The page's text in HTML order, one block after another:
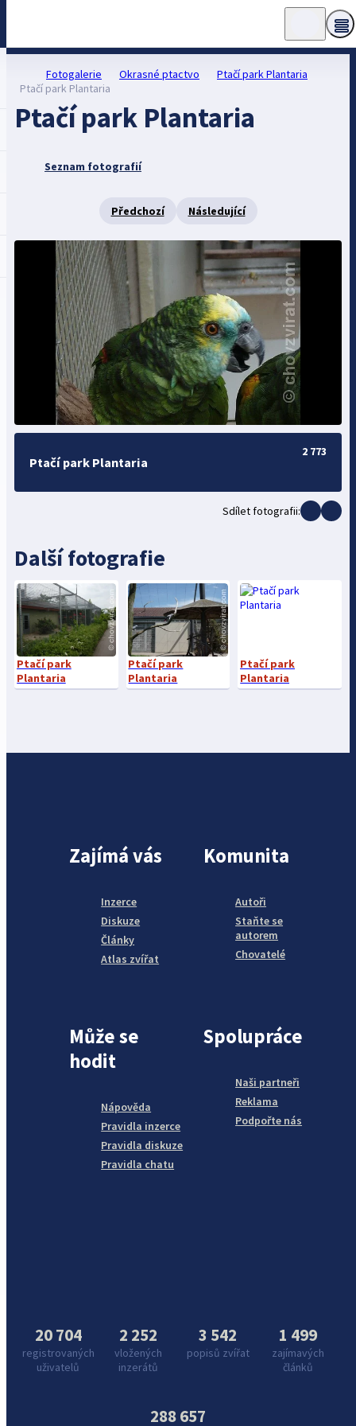
Fotogalerie Okrasné ptactvo
Ptačí park Plantaria
Ptačí park Plantaria
Ptačí park Plantaria
Seznam fotografií
Předchozí Následující
Ptačí park Plantaria
2 773
Sdílet fotografii:
Další fotografie
Ptačí park
Plantaria
Ptačí park
Plantaria
Ptačí park
Plantaria
Zajímá vás
Inzerce
Diskuze
Články
Atlas zvířat
Komunita
Autoři
Staňte se
autorem
Chovatelé
Může se
hodit
Nápověda
Pravidla inzerce
Pravidla diskuze
Pravidla chatu
Spolupráce
Naši partneři
Reklama
Podpořte nás
20 704
registrovaných
uživatelů
2 252
vložených
inzerátů
3 542
popisů zvířat
1 499
zajímavých
článků
288 657